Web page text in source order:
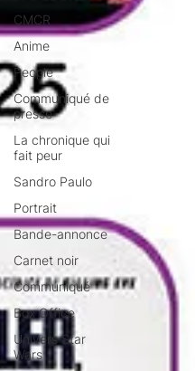
CMCR
Anime
People
Communiqué de
presse
La chronique qui
fait peur
Sandro Paulo
Portrait
Bande-annonce
Carnet noir
Communiqué
Box Office
Univers Star
Wars